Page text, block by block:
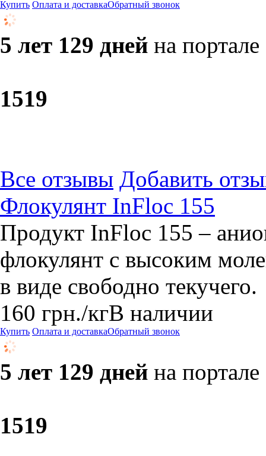
Купить Оплата и доставкаОбратный звонок
5 лет 129 дней на портале
1519
Все отзывы Добавить
Флокулянт InFloc 155
Продукт InFloc 155 –
флокулянт с высоким
в виде свободно текучего.
160 грн./кгВ наличии
Купить Оплата и доставкаОбратный звонок
5 лет 129 дней на портале
1519